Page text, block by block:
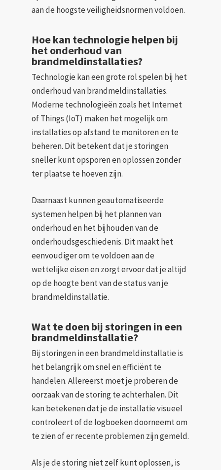
aan de hoogste veiligheidsnormen voldoen.
Hoe kan technologie helpen bij
het onderhoud van
brandmeldinstallaties?
Technologie kan een grote rol spelen bij het
onderhoud van brandmeldinstallaties.
Moderne technologieën zoals het Internet
of Things (IoT) maken het mogelijk om
installaties op afstand te monitoren en te
beheren. Dit betekent dat je storingen
sneller kunt opsporen en oplossen zonder
ter plaatse te hoeven zijn.
Daarnaast kunnen geautomatiseerde
systemen helpen bij het plannen van
onderhoud en het bijhouden van de
onderhoudsgeschiedenis. Dit maakt het
eenvoudiger om te voldoen aan de
wettelijke eisen en zorgt ervoor dat je altijd
op de hoogte bent van de status van je
brandmeldinstallatie.
Wat te doen bij storingen in een
brandmeldinstallatie?
Bij storingen in een brandmeldinstallatie is
het belangrijk om snel en efficiënt te
handelen. Allereerst moet je proberen de
oorzaak van de storing te achterhalen. Dit
kan betekenen dat je de installatie visueel
controleert of de logboeken doorneemt om
te zien of er recente problemen zijn gemeld.
Als je de storing niet zelf kunt oplossen, is